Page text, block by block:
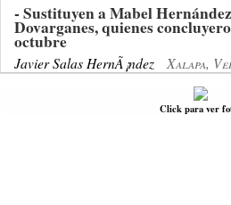
- Sustituyen a Mabel
Dovarganes, quienes
octubre
Javier Salas HernÃ¡ndez Xalapa,
Click para ver